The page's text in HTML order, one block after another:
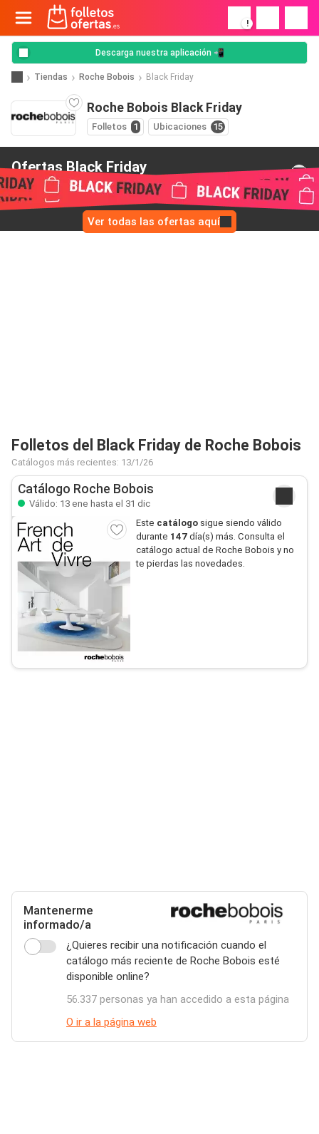
!
Descarga nuestra aplicación 📲
Tiendas Roche Bobois Black Friday
Roche Bobois Black Friday
Folletos 1 Ubicaciones 15
Ofertas Black Friday
de Roche Bobois
Ver todas las ofertas aquí
Folletos del Black Friday de Roche Bobois
Catálogos más recientes: 13/1/26
Catálogo Roche Bobois
Válido: 13 ene hasta el 31 dic
Este catálogosigue siendo válido
durante 147día(s) más. Consulta el
catálogo actual de Roche Bobois y no
te pierdas las novedades.
Mantenerme
informado/a
¿Quieres recibir una notificación cuando el
catálogo más reciente de Roche Bobois esté
disponible online?
56.337 personas ya han accedido a esta página
O ir a la página web